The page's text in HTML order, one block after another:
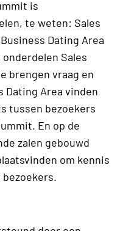
is
te weten: Sales
Dating Area
Sales
brengen vraag en
Dating Area vinden
tussen bezoekers
En op de
zalen gebouwd
om kennis